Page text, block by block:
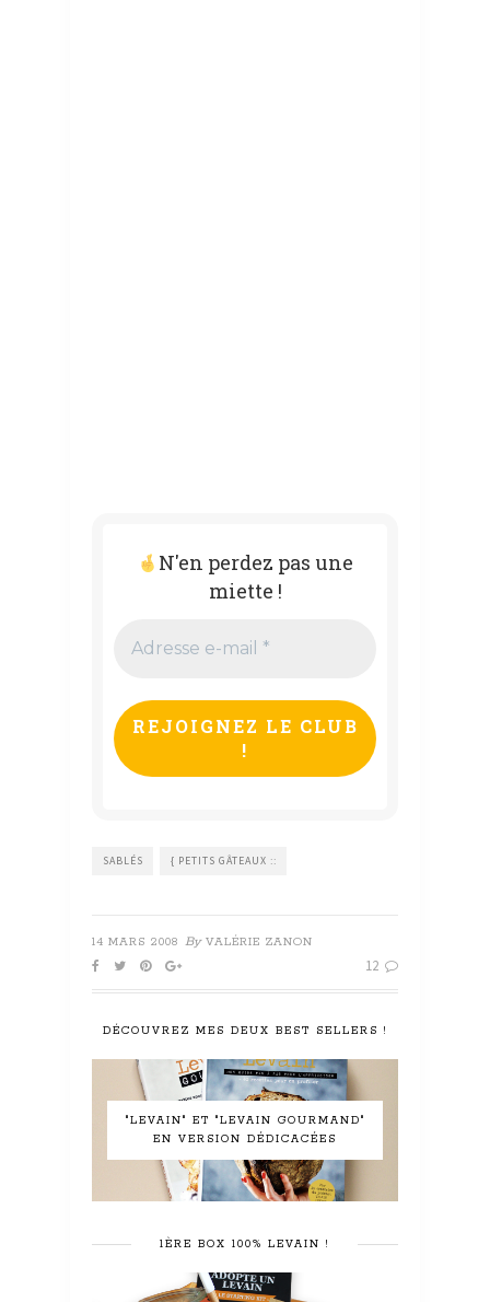
N'en perdez pas une
miette !
e-
*
SABLÉS { PETITS GÂTEAUX ::
14 MARS 2008 By VALÉRIE ZANON
12
DÉCOUVREZ MES DEUX BEST SELLERS !
"LEVAIN" ET "LEVAIN GOURMAND"
EN VERSION DÉDICACÉES
1ÈRE BOX 100% LEVAIN !